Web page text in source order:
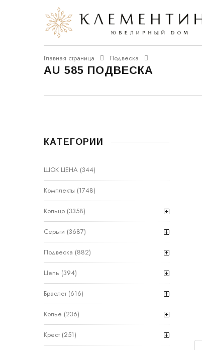
Главная страница Подвеска
AU 585 ПОДВЕСКА
КАТЕГОРИИ
ШОК ЦЕНА (344)
Комплекты (1748)
Кольцо (3358)
Серьги (3687)
Подвеска (882)
Цепь (394)
Браслет (616)
Колье (236)
Крест (251)